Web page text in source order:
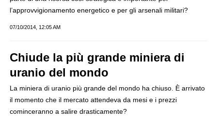
l’approvvigionamento energetico e per gli arsenali militari?
07/10/2014, 12:05 AM
Chiude la più grande miniera di
uranio del mondo
La miniera di uranio più grande del mondo ha chiuso. È arrivato
il momento che il mercato attendeva da mesi e i prezzi
cominceranno a salire drasticamente?